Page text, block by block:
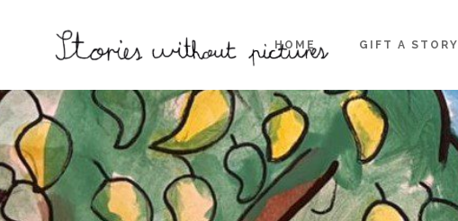
HOME GIFT A STORY